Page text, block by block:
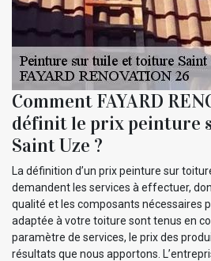
Comment FAYARD
définit le prix peinture
Saint Uze ?
La définition d’un prix peinture sur
demandent les services à effectuer,
qualité et les composants nécessaires
adaptée à votre toiture sont tenus en
paramètre de services, le prix des
résultats que nous apportons.